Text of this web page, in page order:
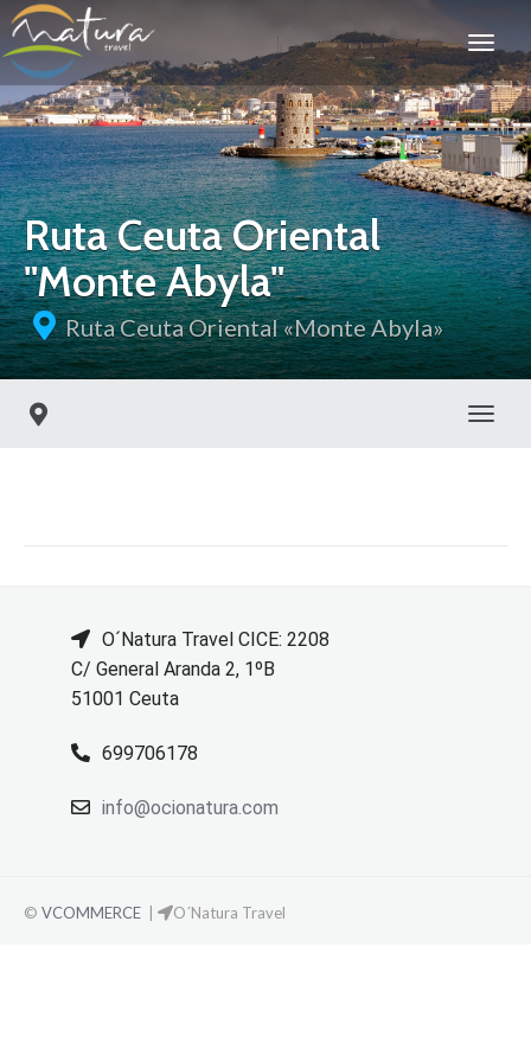
Ruta Ceuta Oriental
"Monte Abyla"
Ruta Ceuta Oriental «Monte Abyla»
O´Natura Travel CICE: 2208
C/ General Aranda 2, 1ºB
51001 Ceuta
699706178
info@ocionatura.com
© VCOMMERCE O´Natura Travel